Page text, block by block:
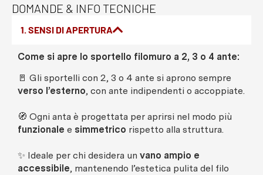
DOMANDE & INFO TECNICHE
1. SENSI DI APERTURA
Come si apre lo sportello filomuro a 2, 3 o 4 ante:
🚪 Gli sportelli con 2, 3 o 4 ante si aprono sempre
verso l’esterno, con ante indipendenti o accoppiate.
🧭 Ogni anta è progettata per aprirsi nel modo più
funzionale e simmetrico rispetto alla struttura.
✨ Ideale per chi desidera un vano ampio e
accessibile, mantenendo l’estetica pulita del filo